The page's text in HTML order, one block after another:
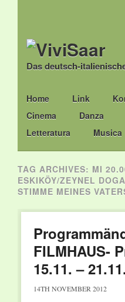
Das deutsch-
Main menu
Skip
to
content
Home Link
Cinema
Danza
Letteratura
Musica
TAG ARCHIVES: MI
ESKIKÖY/ZEYNEL
STIMME MEINES
FILMHAUS-
15.11. –
14TH NOVEMBER 2012